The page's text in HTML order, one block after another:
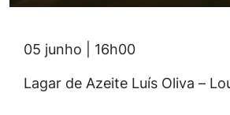
05 junho | 16h00
Lagar de Azeite Luís Oliva –